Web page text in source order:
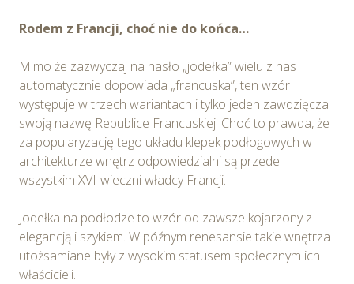
Rodem z Francji, choć nie do końca…
Mimo że zazwyczaj na hasło „jodełka” wielu z nas
automatycznie dopowiada „francuska”, ten wzór
występuje w trzech wariantach i tylko jeden zawdzięcza
swoją nazwę Republice Francuskiej. Choć to prawda, że
za popularyzację tego układu klepek podłogowych w
architekturze wnętrz odpowiedzialni są przede
wszystkim XVI-wieczni władcy Francji.
Jodełka na podłodze to wzór od zawsze kojarzony z
elegancją i szykiem. W późnym renesansie takie wnętrza
utożsamiane były z wysokim statusem społecznym ich
właścicieli.